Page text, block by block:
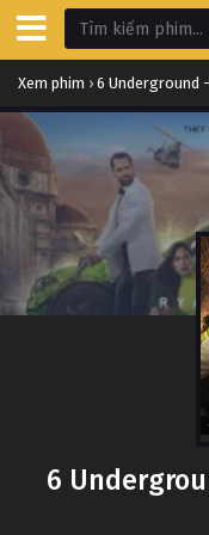
Xem phim › 6 Underground
6